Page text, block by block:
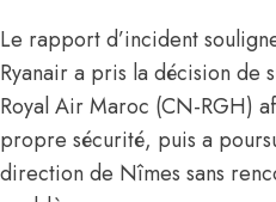
Le rapport d’incident
Ryanair a pris la décision de
Royal Air Maroc (CN-RGH)
propre sécurité, puis a
direction de Nîmes sans